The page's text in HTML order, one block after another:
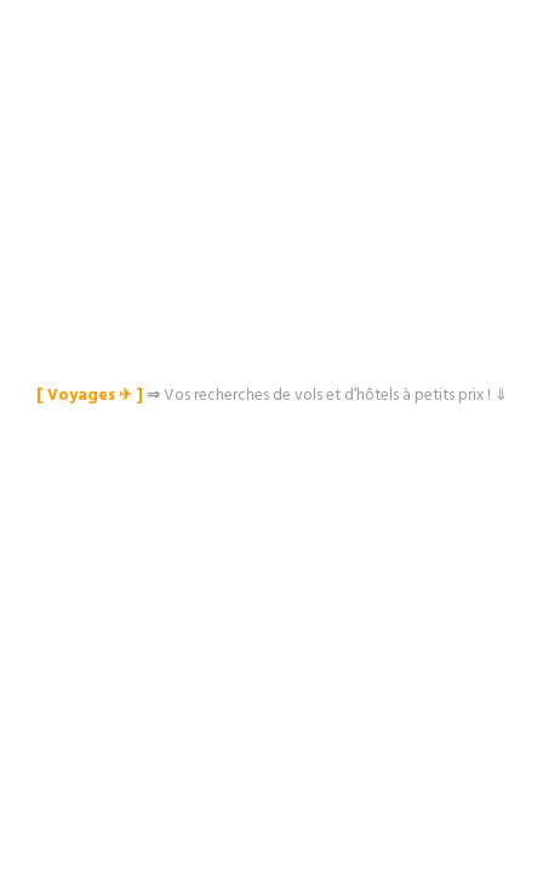
[ Voyages ✈︎ ]⇒Vos recherches de vols et d’hôtels à petits prix ! ⇓